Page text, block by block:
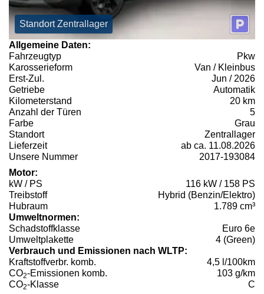
Standort Zentrallager
Allgemeine Daten:
Fahrzeugtyp
Pkw
Karosserieform
Van / Kleinbus
Erst-Zul.
Jun / 2026
Getriebe
Automatik
Kilometerstand
20 km
Anzahl der Türen
5
Farbe
Grau
Standort
Zentrallager
Lieferzeit
ab ca. 11.08.2026
Unsere Nummer
2017-193084
Motor:
kW / PS
116 kW / 158 PS
Treibstoff
Hybrid (Benzin/Elektro)
Hubraum
1.789 cm³
Umweltnormen:
Schadstoffklasse
Euro 6e
Umweltplakette
4 (Green)
Verbrauch und Emissionen nach WLTP:
Kraftstoffverbr. komb.
4,5 l/100km
CO2-Emissionen komb.
103 g/km
CO2-Klasse C